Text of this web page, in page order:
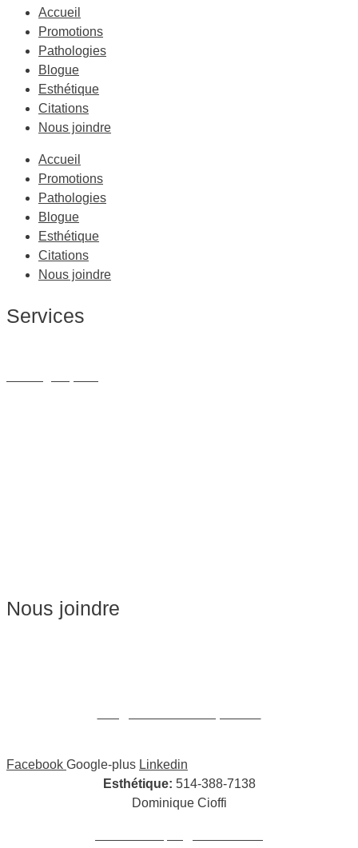
Accueil
Promotions
Pathologies
Blogue
Esthétique
Citations
Nous joindre
Accueil
Promotions
Pathologies
Blogue
Esthétique
Citations
Nous joindre
Services
Nous joindre
Facebook Google-plus Linkedin
Esthétique: 514-388-7138
Dominique Cioffi